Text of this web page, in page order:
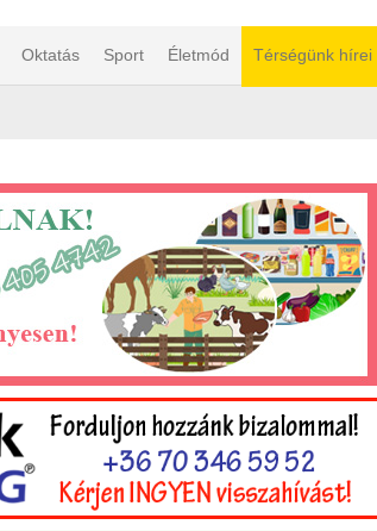
Oktatás Sport Életmód Térségünk hírei